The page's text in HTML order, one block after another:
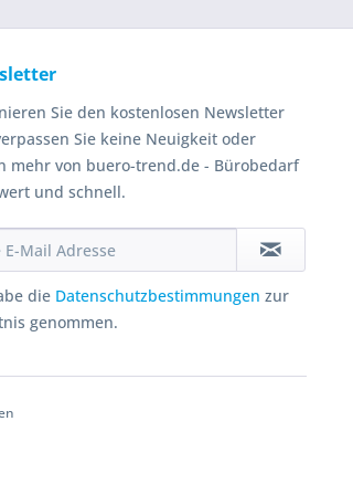
Sie den kostenlosen Newsletter
Sie keine Neuigkeit oder
mehr von buero-trend.de - Bürobedarf
und schnell.
die Datenschutzbestimmungen zur
genommen.